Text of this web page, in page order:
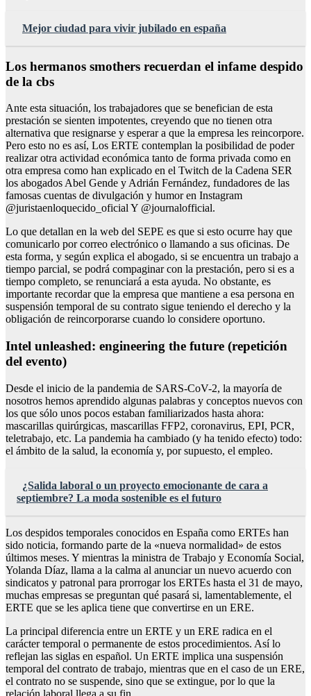
Mejor ciudad para vivir jubilado en españa
Los hermanos smothers recuerdan el infame despido
de la cbs
Ante esta situación, los trabajadores que se benefician de esta
prestación se sienten impotentes, creyendo que no tienen otra
alternativa que resignarse y esperar a que la empresa les reincorpore.
Pero esto no es así, Los ERTE contemplan la posibilidad de poder
realizar otra actividad económica tanto de forma privada como en
otra empresa como han explicado en el Twitch de la Cadena SER
los abogados Abel Gende y Adrián Fernández, fundadores de las
famosas cuentas de divulgación y humor en Instagram
@juristaenloquecido_oficial Y @journalofficial.
Lo que detallan en la web del SEPE es que si esto ocurre hay que
comunicarlo por correo electrónico o llamando a sus oficinas. De
esta forma, y según explica el abogado, si se encuentra un trabajo a
tiempo parcial, se podrá compaginar con la prestación, pero si es a
tiempo completo, se renunciará a esta ayuda. No obstante, es
importante recordar que la empresa que mantiene a esa persona en
suspensión temporal de su contrato sigue teniendo el derecho y la
obligación de reincorporarse cuando lo considere oportuno.
Intel unleashed: engineering the future (repetición
del evento)
Desde el inicio de la pandemia de SARS-CoV-2, la mayoría de
nosotros hemos aprendido algunas palabras y conceptos nuevos con
los que sólo unos pocos estaban familiarizados hasta ahora:
mascarillas quirúrgicas, mascarillas FFP2, coronavirus, EPI, PCR,
teletrabajo, etc. La pandemia ha cambiado (y ha tenido efecto) todo:
el ámbito de la salud, la economía y, por supuesto, el empleo.
¿Salida laboral o un proyecto emocionante de cara a
septiembre? La moda sostenible es el futuro
Los despidos temporales conocidos en España como ERTEs han
sido noticia, formando parte de la «nueva normalidad» de estos
últimos meses. Y mientras la ministra de Trabajo y Economía Social,
Yolanda Díaz, llama a la calma al anunciar un nuevo acuerdo con
sindicatos y patronal para prorrogar los ERTEs hasta el 31 de mayo,
muchas empresas se preguntan qué pasará si, lamentablemente, el
ERTE que se les aplica tiene que convertirse en un ERE.
La principal diferencia entre un ERTE y un ERE radica en el
carácter temporal o permanente de estos procedimientos. Así lo
reflejan las siglas en español. Un ERTE implica una suspensión
temporal del contrato de trabajo, mientras que en el caso de un ERE,
el contrato no se suspende, sino que se extingue, por lo que la
relación laboral llega a su fin.